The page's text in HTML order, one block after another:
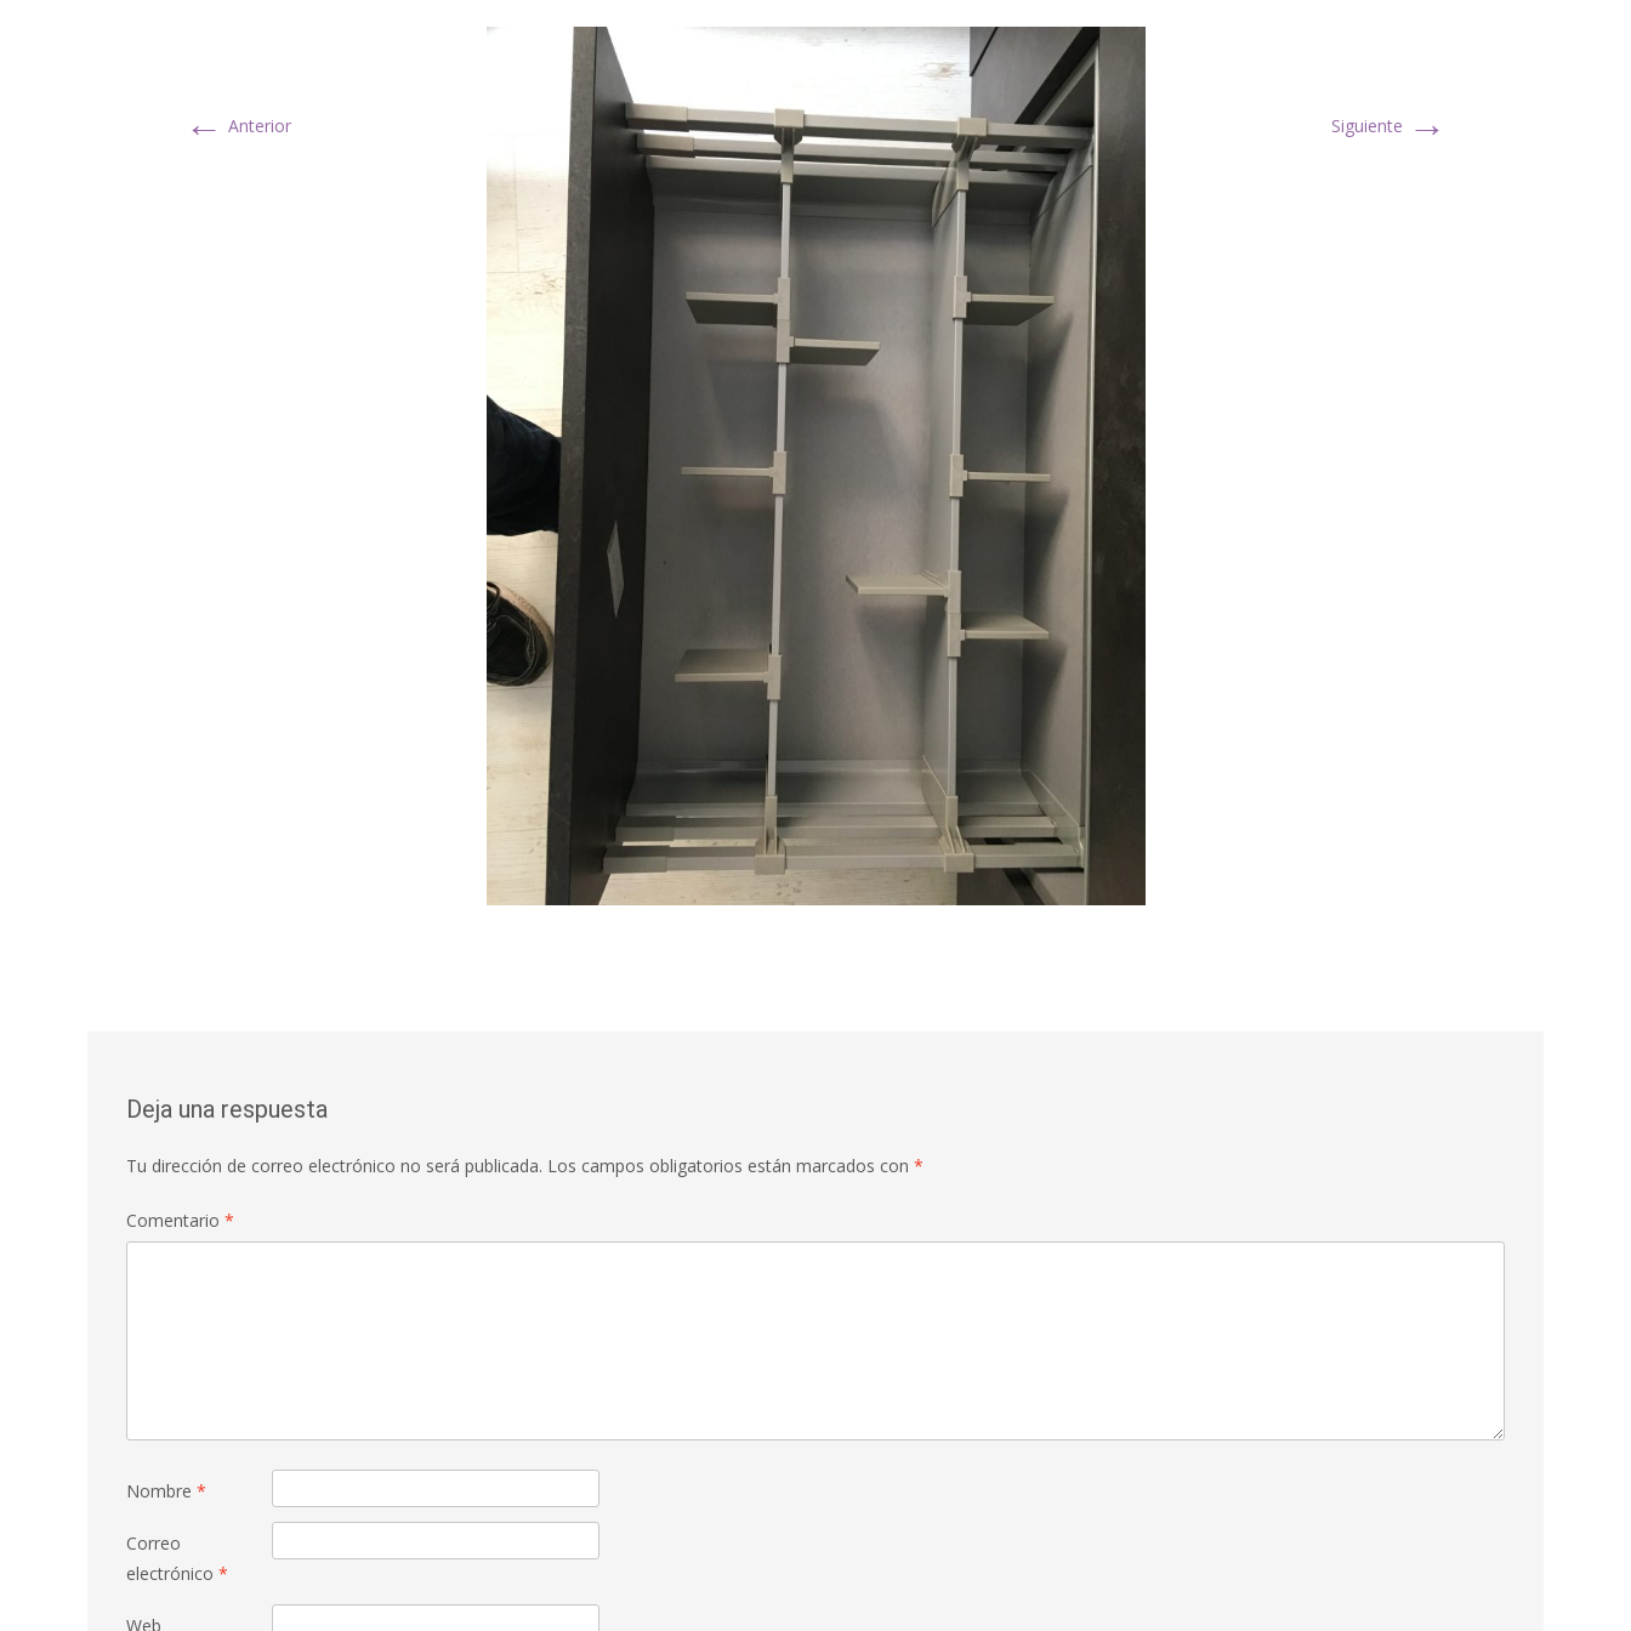
← Anterior Siguiente →
Deja una respuesta
Tu dirección de correo electrónico no será publicada. Los campos obligatorios están marcados con *
Comentario *
Nombre *
Correo
electrónico *
Web